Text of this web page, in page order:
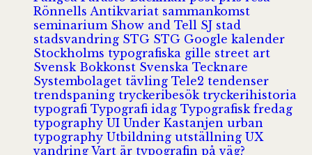
Rönnells Antikvariat sammankomst
seminarium Show and Tell SJ stad
stadsvandring STG STG Google kalender
Stockholms typografiska gille street art
Svensk Bokkonst Svenska Tecknare
Systembolaget tävling Tele2 tendenser
trendspaning tryckeribesök tryckerihistoria
typografi Typografi idag Typografisk fredag
typography UI Under Kastanjen urban
typography Utbildning utställning UX
vandring Vart är typografin på väg?